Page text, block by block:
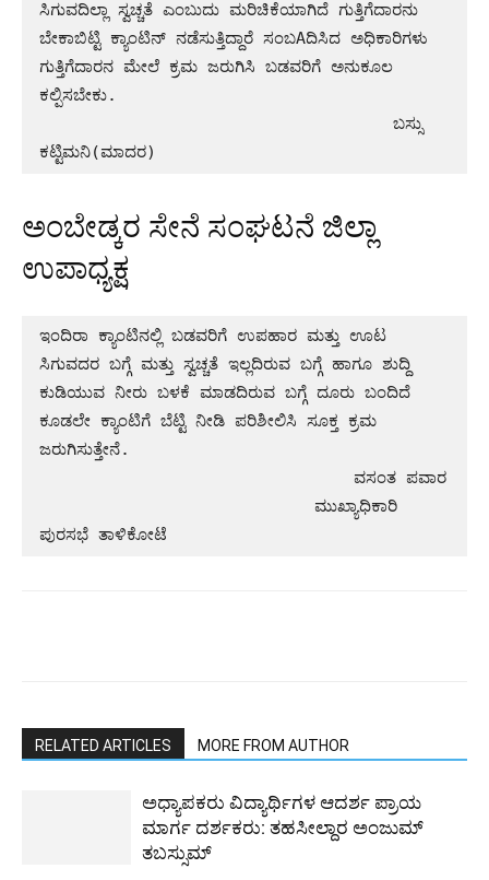
ಸಿಗುವದಿಲ್ಲಾ ಸ್ವಚ್ಚತೆ ಎಂಬುದು ಮರಿಚಿಕೆಯಾಗಿದೆ ಗುತ್ತಿಗೆದಾರನು
ಬೇಕಾಬಿಟ್ಟಿ ಕ್ಯಾಂಟಿನ್ ನಡೆಸುತ್ತಿದ್ದಾರೆ ಸಂಬAದಿಸಿದ ಅಧಿಕಾರಿಗಳು
ಗುತ್ತಿಗೆದಾರನ ಮೇಲೆ ಕ್ರಮ ಜರುಗಿಸಿ ಬಡವರಿಗೆ ಅನುಕೂಲ
ಕಲ್ಪಿಸಬೇಕು.
ಕಟ್ಟಿಮನಿ(ಮಾದರ)
ಅಂಬೇಡ್ಕರ ಸೇನೆ ಸಂಘಟನೆ ಜಿಲ್ಲಾ
ಉಪಾಧ್ಯಕ್ಷ
ಇಂದಿರಾ ಕ್ಯಾಂಟಿನಲ್ಲಿ ಬಡವರಿಗೆ ಉಪಹಾರ ಮತ್ತು ಊಟ
ಸಿಗುವದರ ಬಗ್ಗೆ ಮತ್ತು ಸ್ವಚ್ಚತೆ ಇಲ್ಲದಿರುವ ಬಗ್ಗೆ ಹಾಗೂ ಶುದ್ದಿ
ಕುಡಿಯುವ ನೀರು ಬಳಕೆ ಮಾಡದಿರುವ ಬಗ್ಗೆ ದೂರು ಬಂದಿದೆ
ಕೂಡಲೇ ಕ್ಯಾಂಟಿಗೆ ಬೆಟ್ಟಿ ನೀಡಿ ಪರಿಶೀಲಿಸಿ ಸೂಕ್ತ ಕ್ರಮ
ಜರುಗಿಸುತ್ತೇನೆ.
ಪುರಸಭೆ ತಾಳಿಕೋಟೆ
RELATED ARTICLES MORE FROM AUTHOR
ಅಧ್ಯಾಪಕರು ವಿದ್ಯಾರ್ಥಿಗಳ ಆದರ್ಶ ಪ್ರಾಯ
ಮಾರ್ಗ ದರ್ಶಕರು: ತಹಸೀಲ್ದಾರ ಅಂಜುಮ್
ತಬಸ್ಸುಮ್